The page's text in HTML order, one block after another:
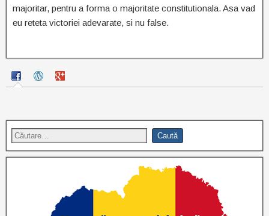
majoritar, pentru a forma o majoritate constitutionala. Asa vad
eu reteta victoriei adevarate, si nu false.